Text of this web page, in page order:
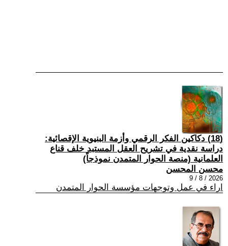
(18) دكاكين الفكر الرقمي وأزمة البنيوية الإقصائية:
دراسة نقدية في تشريح العقل المستبد خلف قناع
العلمانية (منصة الحوار المتمدن نموذجاً)
محسن المحسن
2026 / 8 / 9
اراء في عمل وتوجهات مؤسسة الحوار المتمدن